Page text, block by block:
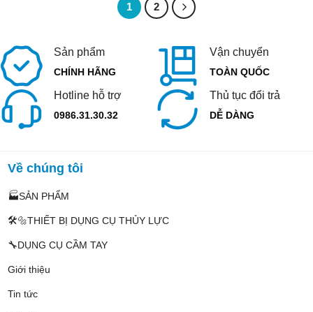
1 2
Sản phẩm
CHÍNH HÃNG
Vận chuyển
TOÀN QUỐC
Hotline hỗ trợ
0986.31.30.32
Thủ tục đổi trả
DỄ DÀNG
Về chúng tôi
🏭SẢN PHẨM
🛠️🔩THIẾT BỊ DỤNG CỤ THỦY LỰC
🔧DỤNG CỤ CẦM TAY
Giới thiệu
Tin tức